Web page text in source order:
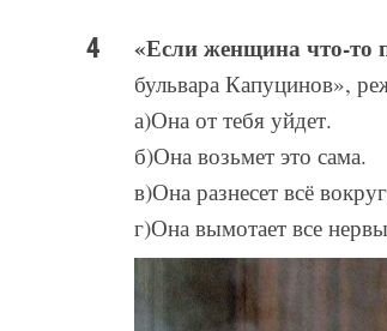
«Если женщина что-то
бульвара Капуцинов»,
а)Она от тебя уйдет.
б)Она возьмет это сама.
в)Она разнесет всё
г)Она вымотает все